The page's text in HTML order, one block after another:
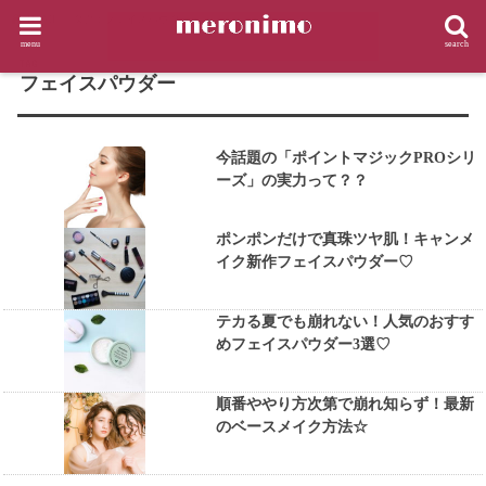
search
menu
HOME タグ : フェイスパウダー
フェイスパウダー
今話題の「ポイントマジックPROシリ
ーズ」の実力って？？
ポンポンだけで真珠ツヤ肌！キャンメ
イク新作フェイスパウダー♡
テカる夏でも崩れない！人気のおすす
めフェイスパウダー3選♡
順番ややり方次第で崩れ知らず！最新
のベースメイク方法☆